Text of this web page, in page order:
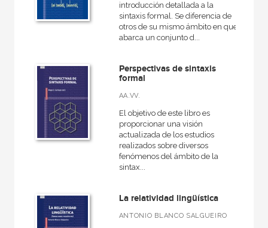
introducción detallada a la
sintaxis formal. Se diferencia de
otros de su mismo ámbito en que
abarca un conjunto d...
Perspectivas de sintaxis
formal
AA.VV.
El objetivo de este libro es
proporcionar una visión
actualizada de los estudios
realizados sobre diversos
fenómenos del ámbito de la
sintax...
La relatividad lingüística
ANTONIO BLANCO SALGUEIRO